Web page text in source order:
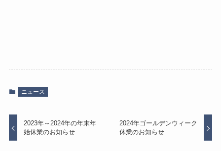
ニュース
2023年～2024年の年末年
始休業のお知らせ
2024年ゴールデンウィーク
休業のお知らせ